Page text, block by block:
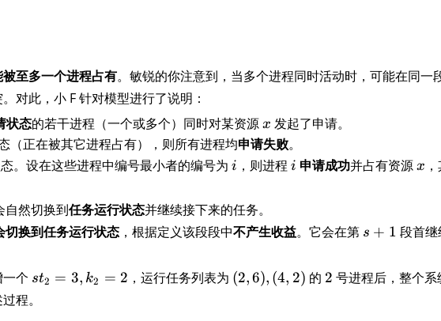
c
o
s
,
_
k
{j
=
1
}
^
{
k
}j
\
es
3
,
4
)
,
(
,
3
至多一个进程占有。敏锐的你注意到，当多个进程同时活动时，可能在同一
对此，小 F 针对模型进行了说明：
状态的若干进程（一个或多个）同时对某资源x
x 发起了申请。
（正在被其它进程占有），则所有进程均申请失败。
。设在这些进程中编号最小者的编号为 i
i ，则进程 i
i 申请成功并占有资源x
x
自然切换到任务运行状态并继续接下来的任务。
切换到任务运行状态 ，根据定义该段段中不产生收益。它会在第 s
s + 1 段首
个 st
2
st2 = 3, k2 = 2 ，运行任务列表为 (
(2,6), (4, 2) 的 2
2 号进程后，整个系
程。